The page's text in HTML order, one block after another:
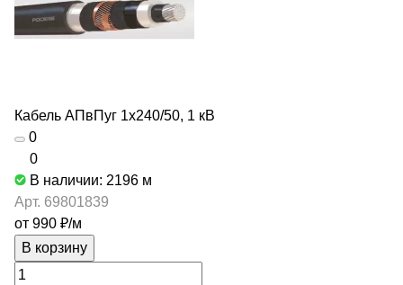
Кабель АПвПуг 1х240/50, 1 кВ
0
0
В наличии: 2196 м
Арт. 69801839
от 990 ₽/м
В корзину